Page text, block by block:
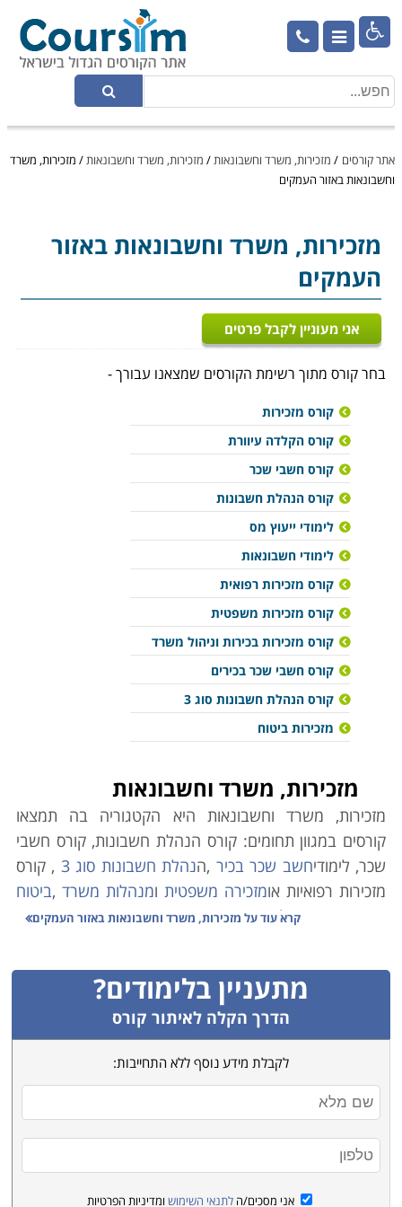

אתר קורסים / מזכירות, משרד וחשבונאות/ מזכירות, משרד וחשבונאות/ מזכירות, משרד
וחשבונאות באזור העמקים
מזכירות, משרד וחשבונאותבאזור
העמקים
אני מעוניין לקבל פרטים
בחר קורס מתוך רשימת הקורסים שמצאנו עבורך -
קורס מזכירות
קורס הקלדה עיוורת
קורס חשבי שכר
קורס הנהלת חשבונות
לימודי ייעוץ מס
לימודי חשבונאות
קורס מזכירות רפואית
קורס מזכירות משפטית
קורס מזכירות בכירות וניהול משרד
קורס חשבי שכר בכירים
קורס הנהלת חשבונות סוג 3
מזכירות ביטוח
מזכירות, משרד וחשבונאות
מזכירות, משרד וחשבונאות היא הקטגוריה בה תמצאו
קורסים במגוון תחומים: קורס הנהלת חשבונות, קורס חשבי
שכר, לימודיחשב שכר בכיר ,הנהלת חשבונות סוג 3 , קורס
מזכירות רפואיות אומזכירה משפטית ומנהלות משרד ,ביטוח
, לימודיחשבונאות, תוכנות משרדיות, ועוד.
ביותר בענף, ומאפשרים להשתלב במערכות הבריאות
שמעניקות יציבות תעסוקתית לצד שכר נאה ובסביבת
עבודה מרתקת, וזאת ללא צורך בלימודים של שבע שנים
להסמכת רופא, או ארבע שנים להסמכת אחות. כל הנדרש
הוא קורס קצר ויעיל.
תועלת נוספת ניתן לרכוש במהלךלימודי הנהלת חשבונותאו
קורס יעוץ מס, שכן אלו מקצועות שתמיד נדרשים בשוק
העבודה, כולל במשרה חלקית. ניתן לרכוש את כלי המקצוע
אפילו בקורס הנהלת חשבונות מזורז, וכך לחסוך זמן ולצאת
קרא עוד על מזכירות, משרד וחשבונאות באזור העמקים
מתעניין בלימודים?
הדרך הקלה לאיתור קורס
לקבלת מידע נוסף ללא התחייבות:
אני מסכים/ה לתנאי השימוש ומדיניות הפרטיות